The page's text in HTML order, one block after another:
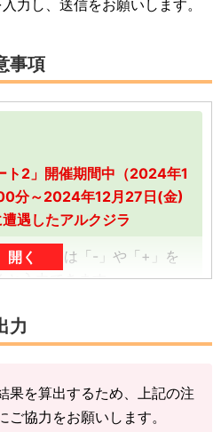
力し、送信をお願いします。
事項
ト2」開催期間中（2024年1
分～2024年12月27日(金)
遇したアルクジラ
力、または「-」や「+」を
と入力できます。
容に追加分を加算する形
お願いします。
は「3」で送信
→前回入力した「3」に「+
開く
力
果を算出するため、上記の注
ご協力をお願いします。